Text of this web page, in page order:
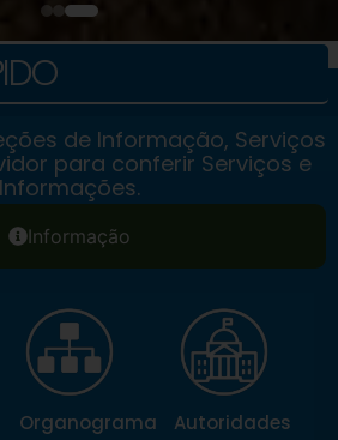
de Informação, Serviços
para conferir Serviços e
Informações.
Informação
Organograma
Autoridades